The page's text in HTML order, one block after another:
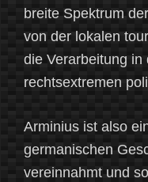
breite Spektrum
von der lokalen
die Verarbeitung
rechtsextremen
Arminius ist also
germanischen
vereinnahmt und